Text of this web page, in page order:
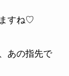
すね♡
あの指先で